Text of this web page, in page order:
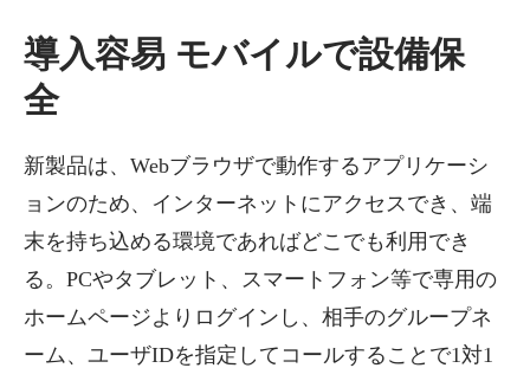
導入容易 モバイルで設備保
全
新製品は、Webブラウザで動作するアプリケーシ
ョンのため、インターネットにアクセスでき、端
末を持ち込める環境であればどこでも利用でき
る。PCやタブレット、スマートフォン等で専用の
ホームページよりログインし、相手のグループネ
ーム、ユーザIDを指定してコールすることで1対1